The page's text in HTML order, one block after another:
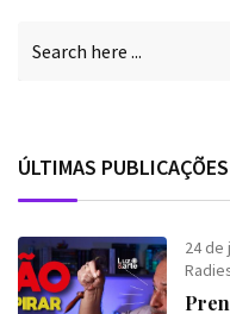
ÚLTIMAS PUBLICAÇÕES
24 de